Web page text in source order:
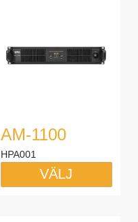
AM-1100
HPA001
VÄLJ